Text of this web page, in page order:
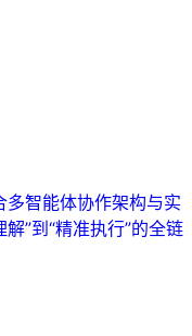
智能体协作架构与实
”到“精准执行”的全链